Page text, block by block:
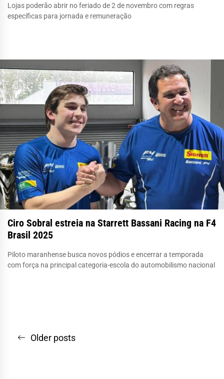
Lojas poderão abrir no feriado de 2 de novembro com regras
específicas para jornada e remuneração
Ciro Sobral estreia na Starrett Bassani Racing na F4
Brasil 2025
Piloto maranhense busca novos pódios e encerrar a temporada
com força na principal categoria-escola do automobilismo nacional
Navegação
Older posts